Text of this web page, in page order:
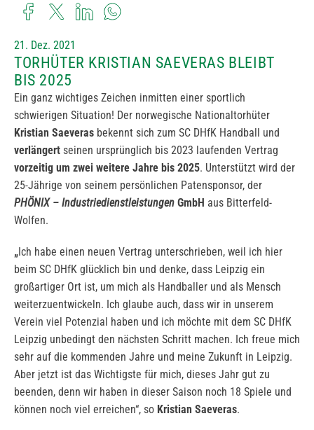
21. Dez. 2021
TORHÜTER KRISTIAN SAEVERAS BLEIBT
BIS 2025
Ein ganz wichtiges Zeichen inmitten einer sportlich
schwierigen Situation! Der norwegische Nationaltorhüter
Kristian Saeveras bekennt sich zum SC DHfK Handball und
verlängert seinen ursprünglich bis 2023 laufenden Vertrag
vorzeitig um zwei weitere Jahre bis 2025. Unterstützt wird der
25-Jährige von seinem persönlichen Patensponsor, der
PHÖNIX– Industriedienstleistungen GmbH aus Bitterfeld-
Wolfen.
„ Ich habe einen neuen Vertrag unterschrieben, weil ich hier
beim SC DHfK glücklich bin und denke, dass Leipzig ein
großartiger Ort ist, um mich als Handballer und als Mensch
weiterzuentwickeln. Ich glaube auch, dass wir in unserem
Verein viel Potenzial haben und ich möchte mit dem SC DHfK
Leipzig unbedingt den nächsten Schritt machen. Ich freue mich
sehr auf die kommenden Jahre und meine Zukunft in Leipzig.
Aber jetzt ist das Wichtigste für mich, dieses Jahr gut zu
beenden, denn wir haben in dieser Saison noch 18 Spiele und
können noch viel erreichen“, so Kristian Saeveras.